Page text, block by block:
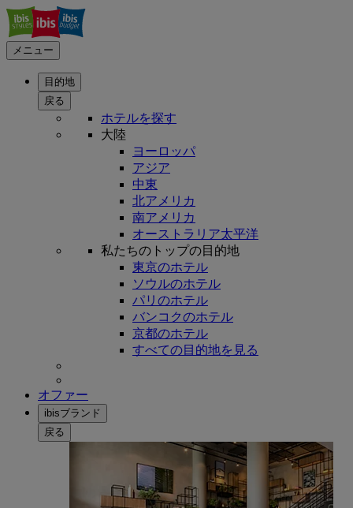
メニュー
目的地
戻る
ホテルを探す
大陸
ヨーロッパ
アジア
中東
北アメリカ
南アメリカ
オーストラリア太平洋
私たちのトップの目的地
東京のホテル
ソウルのホテル
パリのホテル
バンコクのホテル
京都のホテル
すべての目的地を見る
オファー
ibisブランド
戻る